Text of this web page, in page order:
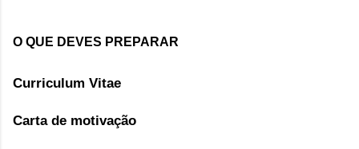
O QUE DEVES PREPARAR
Curriculum Vitae
Carta de motivação